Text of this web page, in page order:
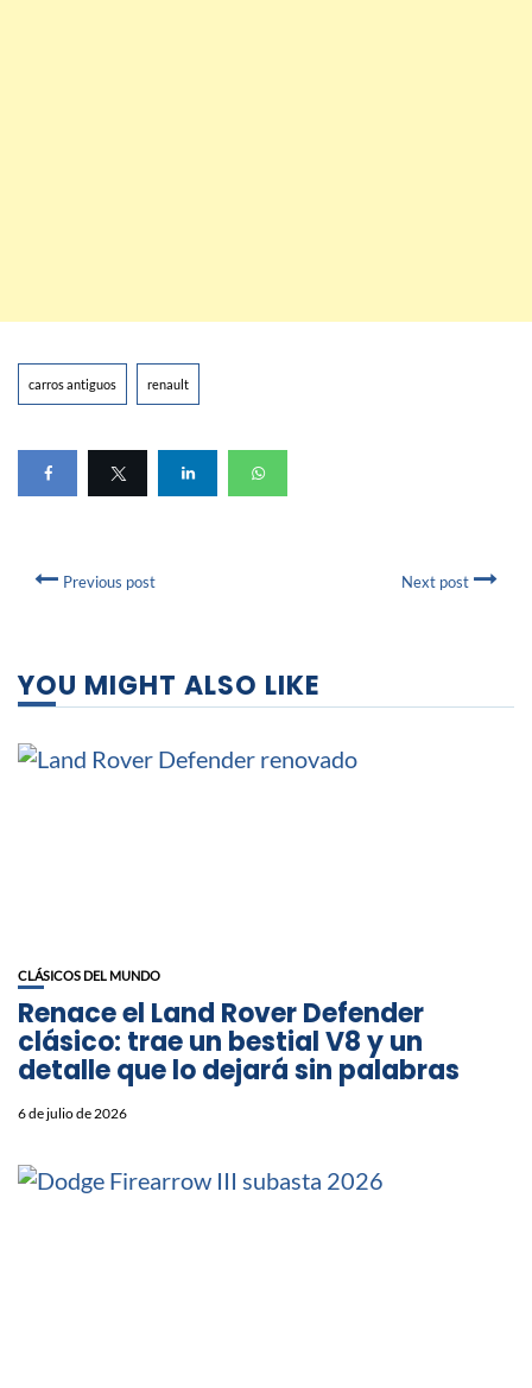
carros antiguos renault
Previous post Next post
YOU MIGHT ALSO LIKE
CLÁSICOS DEL MUNDO
Renace el Land Rover Defender
clásico: trae un bestial V8 y un
detalle que lo dejará sin palabras
6 de julio de 2026